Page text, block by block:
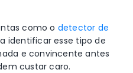
como o detector de
identificar esse tipo de
e convincente antes
custar caro.